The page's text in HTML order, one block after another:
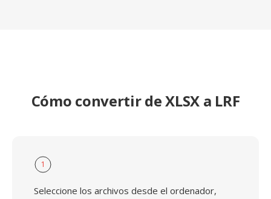
Cómo convertir de XLSX a LRF
1
Seleccione los archivos desde el ordenador,